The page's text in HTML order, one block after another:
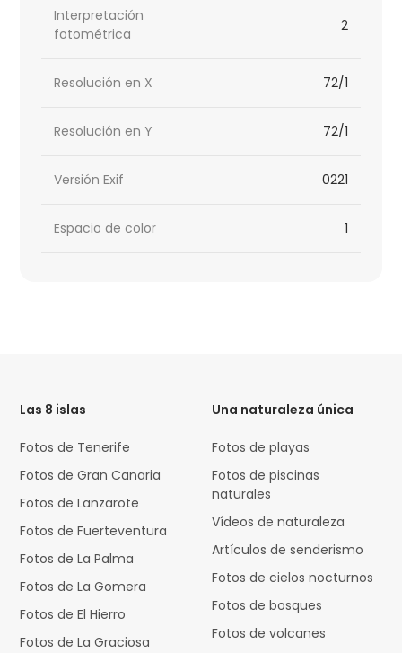
Interpretación
fotométrica
2
Resolución en X 72/1
Resolución en Y 72/1
Versión Exif 0221
Espacio de color 1
Las 8 islas
Fotos de Tenerife
Fotos de Gran Canaria
Fotos de Lanzarote
Fotos de Fuerteventura
Fotos de La Palma
Fotos de La Gomera
Fotos de El Hierro
Fotos de La Graciosa
Una naturaleza única
Fotos de playas
Fotos de piscinas
naturales
Vídeos de naturaleza
Artículos de senderismo
Fotos de cielos nocturnos
Fotos de bosques
Fotos de volcanes